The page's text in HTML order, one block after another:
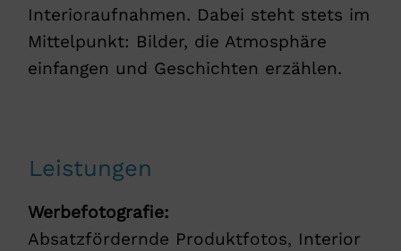
Interioraufnahmen. Dabei steht stets im
Mittelpunkt: Bilder, die Atmosphäre
einfangen und Geschichten erzählen.
Leistungen
Werbefotografie:
Absatzfördernde Produktfotos, Interior